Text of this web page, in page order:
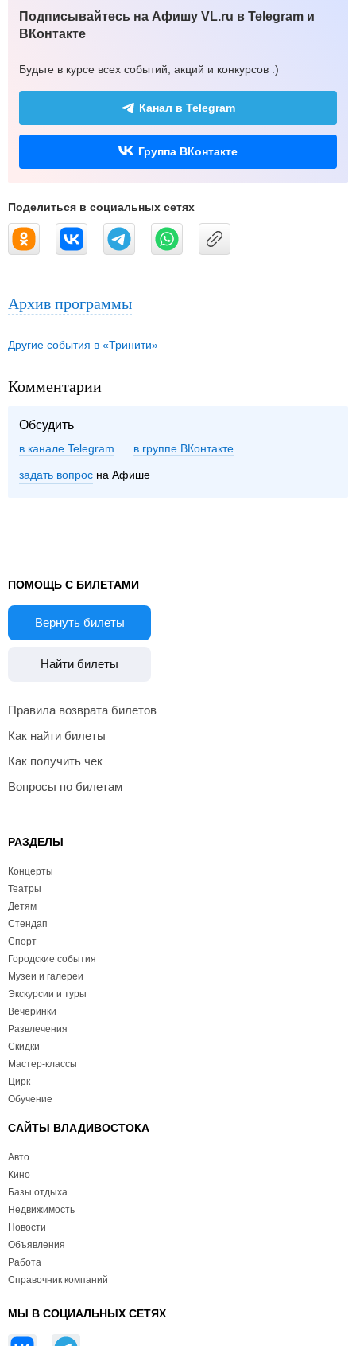
Подписывайтесь на Афишу VL.ru в Telegram и
ВКонтакте
Будьте в курсе всех событий, акций и конкурсов :)
Канал в Telegram
Группа ВКонтакте
Поделиться в социальных сетях
Архив программы
Другие события в «Тринити»
Комментарии
Обсудить
в канале Telegram группе ВКонтакте
задать вопрос на Афише
ПОМОЩЬ С БИЛЕТАМИ
Вернуть билеты
Найти билеты
Правила возврата билетов
Как найти билеты
Как получить чек
Вопросы по билетам
РАЗДЕЛЫ
Концерты
Театры
Детям
Стендап
Спорт
Городские события
Музеи и галереи
Экскурсии и туры
Вечеринки
Развлечения
Скидки
Мастер-классы
Цирк
Обучение
САЙТЫ ВЛАДИВОСТОКА
Авто
Кино
Базы отдыха
Недвижимость
Новости
Объявления
Работа
Справочник компаний
МЫ В СОЦИАЛЬНЫХ СЕТЯХ